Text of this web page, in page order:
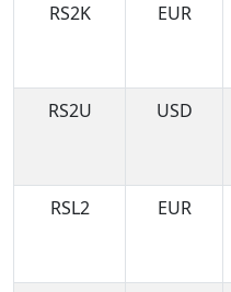
RS2K
EUR
RS2U
USD
RSL2
EUR